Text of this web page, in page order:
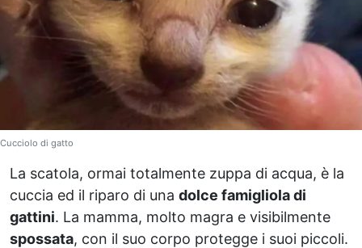
Cucciolo di gatto
La scatola, ormai totalmente zuppa di acqua, è la
cuccia ed il riparo di una dolce famigliola di
gattini. La mamma, molto magra e visibilmente
spossata, con il suo corpo protegge i suoi piccoli.